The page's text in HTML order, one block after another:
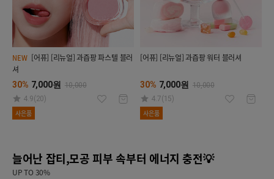
NEW
셔
30% 7,000원 10,000
4.9(20)
사은품
[어퓨] [리뉴얼] 과즙팡 워터 블러셔
30% 7,000원 10,000
4.7(15)
사은품
늘어난 잡티,모공 피부 속부터 에너지 충전💡
UP TO 30%